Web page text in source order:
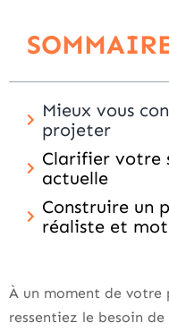
Mieux vous
projeter
Clarifier votre
actuelle
Construire un
réaliste et
À un moment de votre
ressentiez le besoin